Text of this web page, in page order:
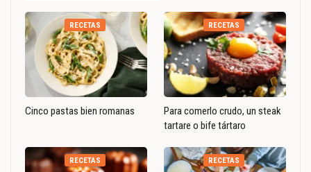
RECETAS
Cinco pastas bien romanas
RECETAS
Para comerlo crudo, un steak
tartare o bife tártaro
RECETAS RECETAS